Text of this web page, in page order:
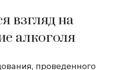
взгляд на
алкоголя
проведенного